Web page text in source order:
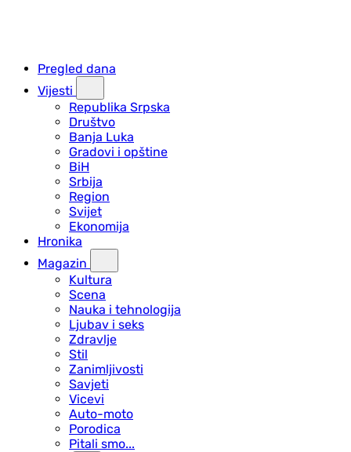
Pregled dana
Vijesti
Republika Srpska
Društvo
Banja Luka
Gradovi i opštine
BiH
Srbija
Region
Svijet
Ekonomija
Hronika
Magazin
Kultura
Scena
Nauka i tehnologija
Ljubav i seks
Zdravlje
Stil
Zanimljivosti
Savjeti
Vicevi
Auto-moto
Porodica
Pitali smo...